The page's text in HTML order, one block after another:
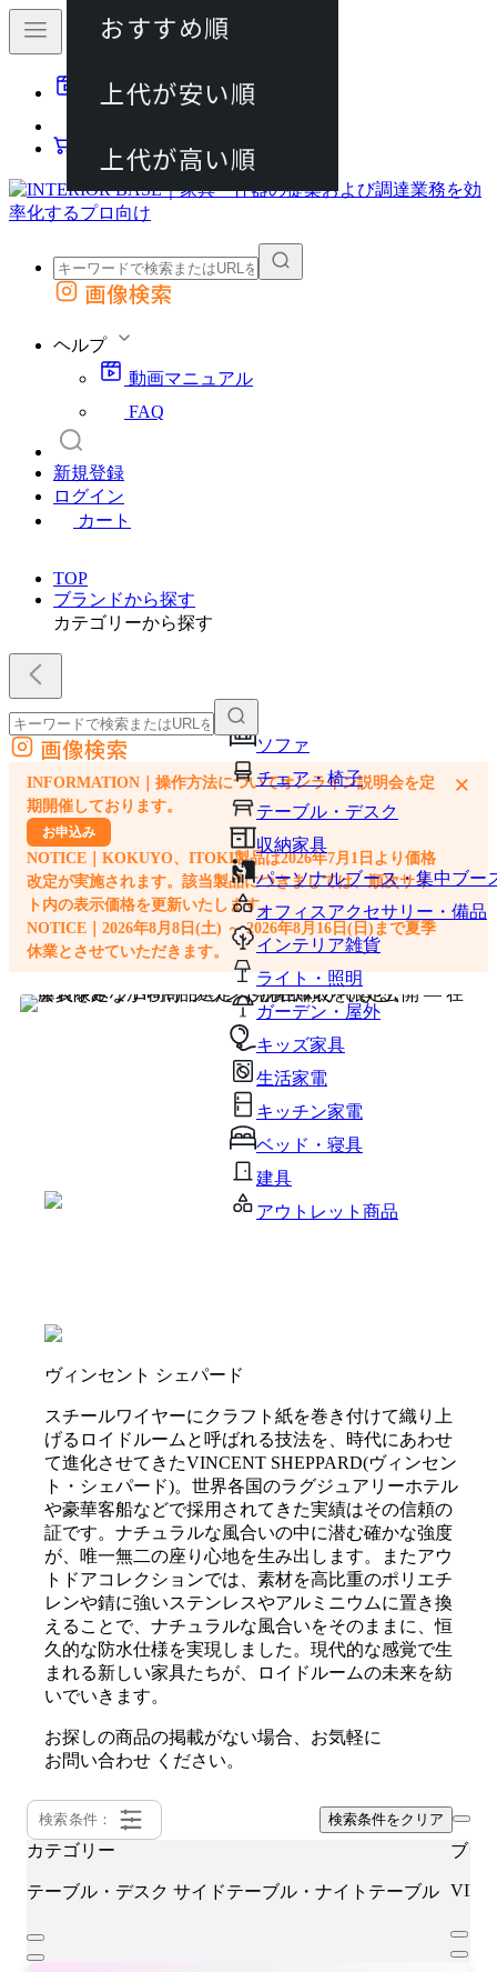
動画マニュアル
カート
外部サイトの商品をカートに追加
画像検索
ヘルプ
動画マニュアル
FAQ
新規登録
ログイン
カート
TOP
ブランドから探す
カテゴリーから探す
ソファ
チェア・椅子
テーブル・デスク
収納家具
パーソナルブース・集中ブー
オフィスアクセサリー・備品
インテリア雑貨
ライト・照明
ガーデン・屋外
キッズ家具
生活家電
キッチン家電
ベッド・寝具
建具
アウトレット商品
外部サイトの商品をカートに追加
他のサイトで見つけた商品ページのURLを貼り付けて、カートに追加できます
画像検索
INFORMATION｜操作方法についてオンライン説明会を定
期開催しております。
お申込み
NOTICE｜KOKUYO、ITOKI製品は2026年7月1日より価格
改定が実施されます。該当製品につきましては、順次サイ
ト内の表示価格を更新いたします。
NOTICE｜2026年8月8日(土) ～ 2026年8月16日(日)まで夏季
休業とさせていただきます。
×
ヴィンセント シェパード
スチールワイヤーにクラフト紙を巻き付けて織り上
げるロイドルームと呼ばれる技法を、時代にあわせ
て進化させてきたVINCENT SHEPPARD(ヴィンセン
ト・シェパード)。世界各国のラグジュアリーホテル
や豪華客船などで採用されてきた実績はその信頼の
証です。ナチュラルな風合いの中に潜む確かな強度
が、唯一無二の座り心地を生み出します。またアウ
トドアコレクションでは、素材を高比重のポリエチ
レンや錆に強いステンレスやアルミニウムに置き換
えることで、ナチュラルな風合いをそのままに、恒
久的な防水仕様を実現しました。現代的な感覚で生
まれる新しい家具たちが、ロイドルームの未来を紡
いでいきます。
お探しの商品の掲載がない場合、お気軽に
お問い合わせ ください。
検索条件： 検索条件をクリア
カテゴリー
テーブル・デスク サイドテーブル・ナイトテーブル
ブラ
おすすめ順
上代が安い順
上代が高い順